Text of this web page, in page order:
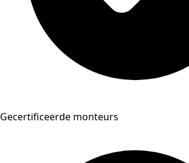
Gecertificeerde monteurs